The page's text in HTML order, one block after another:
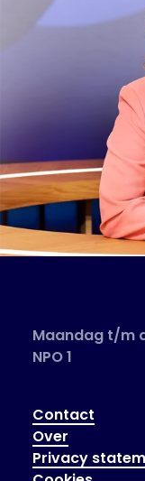
Maandag t/m
NPO 1
Contact
Over
Privacy